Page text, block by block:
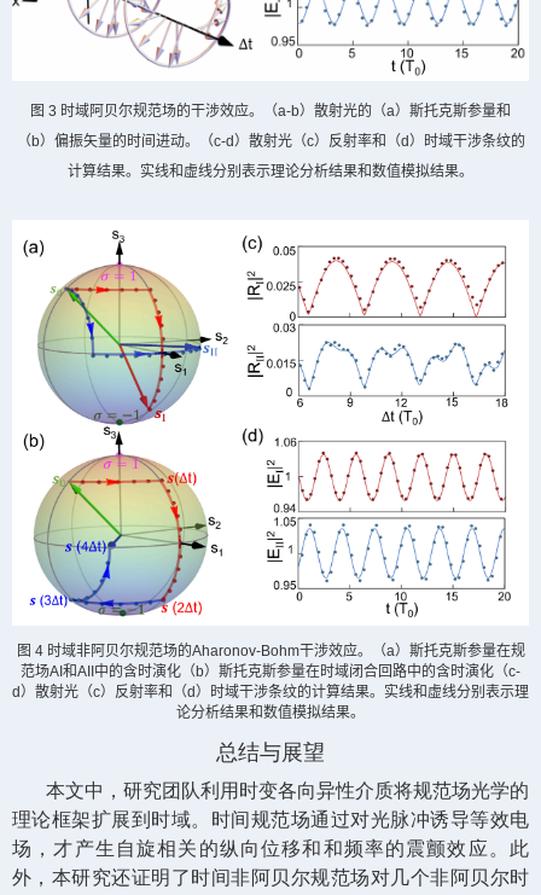
图 3 时域阿贝尔规范场的干涉效应。（a-b）散射光的（a）斯托克斯参量和
（b）偏振矢量的时间进动。（c-d）散射光（c）反射率和（d）时域干涉条纹的
计算结果。实线和虚线分别表示理论分析结果和数值模拟结果。
图 4时域非阿贝尔规范场的Aharonov-Bohm干涉效应。（a）斯托克斯参量在规
范场AI和AII中的含时演化（b）斯托克斯参量在时域闭合回路中的含时演化（c-
d）散射光（c）反射率和（d）时域干涉条纹的计算结果。实线和虚线分别表示理
论分析结果和数值模拟结果。
总结与展望
本文中，研究团队利用时变各向异性介质将规范场光学的
理论框架扩展到时域。时间规范场通过对光脉冲诱导等效电
场，才产生自旋相关的纵向位移和和频率的震颤效应。此
外，本研究还证明了时间非阿贝尔规范场对几个非阿贝尔时